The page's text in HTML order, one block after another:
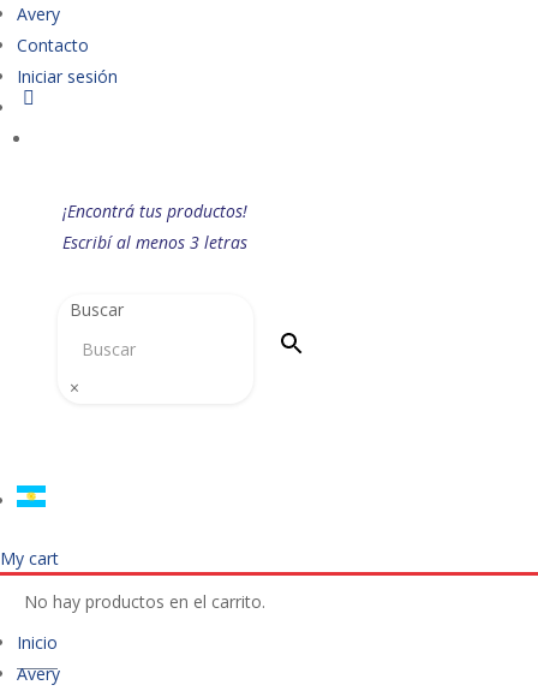
Avery
Contacto
Iniciar sesión
¡Encontrá tus productos!
Escribí al menos 3 letras
Buscar
×
My cart
No hay productos en el carrito.
Inicio
Avery